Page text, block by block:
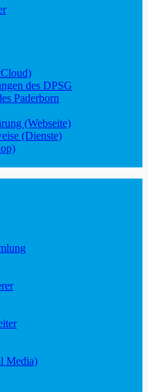
des DPSG
Paderborn
(Webseite)
(Dienste)
Media)